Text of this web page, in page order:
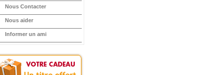
Nous Contacter
Nous aider
Informer un ami